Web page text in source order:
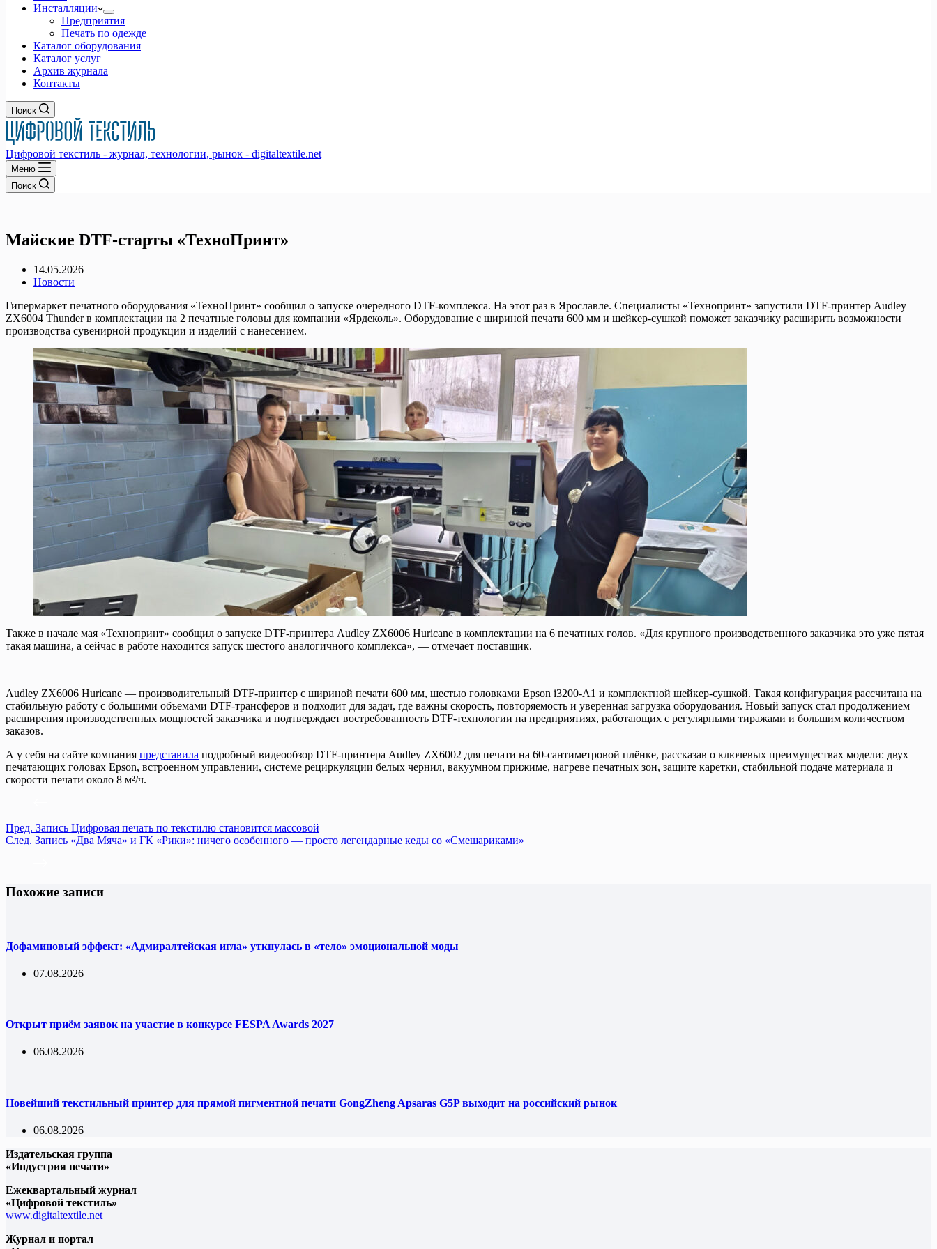
Инсталляции
Предприятия
Печать по одежде
Каталог оборудования
Каталог услуг
Архив журнала
Контакты
Поиск
Цифровой текстиль - журнал, технологии, рынок - digitaltextile.net
Меню
Поиск
Майские DTF-старты «ТехноПринт»
14.05.2026
Новости
Гипермаркет печатного оборудования «ТехноПринт» сообщил о запуске очередного DTF-комплекса. На этот раз в Ярославле. Специалисты «Технопринт» запустили DTF-принтер Audley
ZX6004 Thunder в комплектации на 2 печатные головы для компании «Ярдеколь». Оборудование с шириной печати 600 мм и шейкер-сушкой поможет заказчику расширить возможности
производства сувенирной продукции и изделий с нанесением.
Также в начале мая «Технопринт» сообщил о запуске DTF-принтера Audley ZX6006 Huricane в комплектации на 6 печатных голов. «Для крупного производственного заказчика это уже пятая
такая машина, а сейчас в работе находится запуск шестого аналогичного комплекса», — отмечает поставщик.
Audley ZX6006 Huricane — производительный DTF-принтер с шириной печати 600 мм, шестью головками Epson i3200-A1 и комплектной шейкер-сушкой. Такая конфигурация рассчитана на
стабильную работу с большими объемами DTF-трансферов и подходит для задач, где важны скорость, повторяемость и уверенная загрузка оборудования. Новый запуск стал продолжением
расширения производственных мощностей заказчика и подтверждает востребованность DTF-технологии на предприятиях, работающих с регулярными тиражами и большим количеством
заказов.
А у себя на сайте компания представила подробный видеообзор DTF-принтера Audley ZX6002 для печати на 60-сантиметровой плёнке, рассказав о ключевых преимуществах модели: двух
печатающих головах Epson, встроенном управлении, системе рециркуляции белых чернил, вакуумном прижиме, нагреве печатных зон, защите каретки, стабильной подаче материала и
скорости печати около 8 м²/ч.
Пред. Запись Цифровая печать по текстилю становится массовой
След. Запись «Два Мяча» и ГК «Рики»: ничего особенного — просто легендарные кеды со «Смешариками»
Похожие записи
Дофаминовый эффект: «Адмиралтейская игла» уткнулась в «тело» эмоциональной моды
07.08.2026
Открыт приём заявок на участие в конкурсе FESPA Awards 2027
06.08.2026
Новейший текстильный принтер для прямой пигментной печати GongZheng Apsaras G5P выходит на российский рынок
06.08.2026
Издательская группа
«Индустрия печати»
Ежеквартальный журнал
«Цифровой текстиль»
www.digitaltextile.net
Журнал и портал